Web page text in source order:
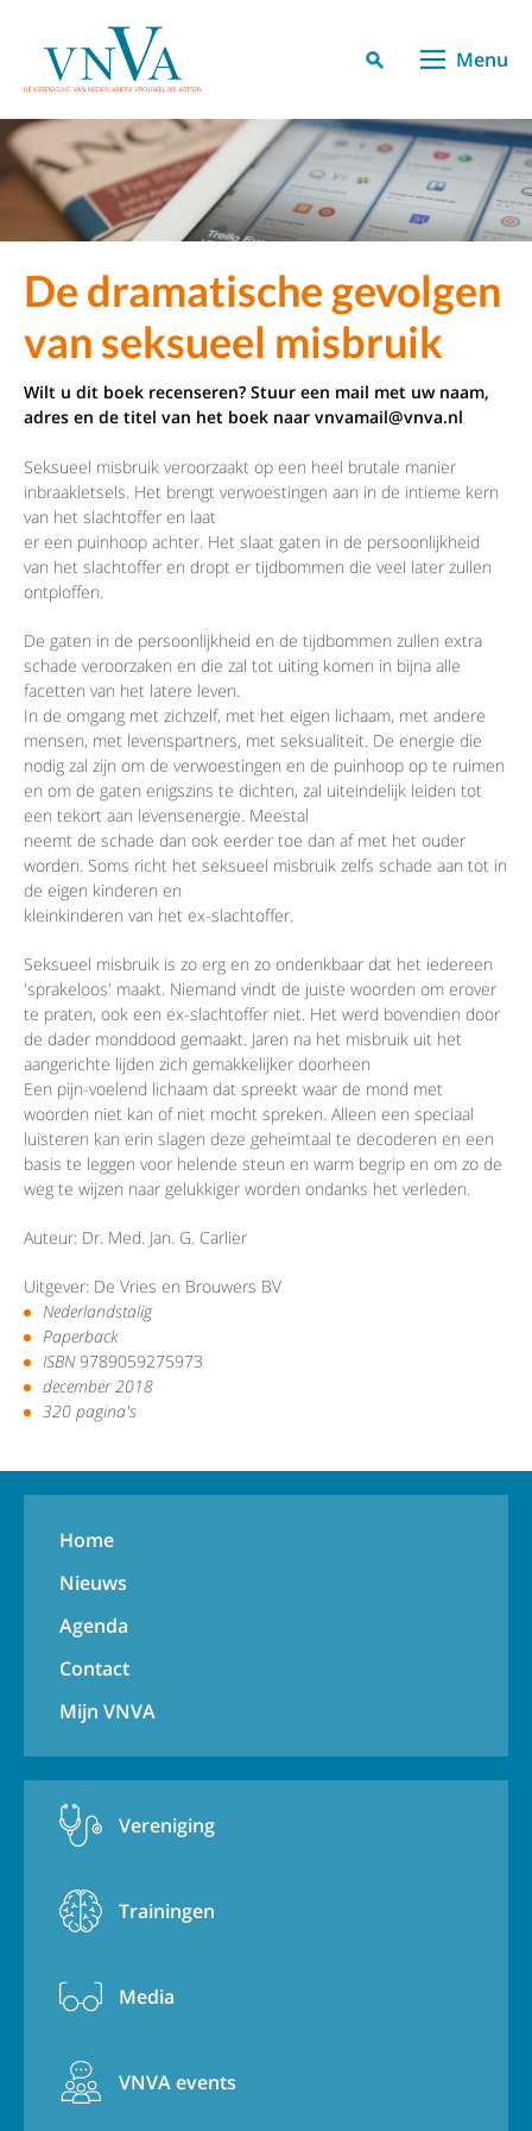
Menu
De dramatische gevolgen
van seksueel misbruik
Wilt u dit boek recenseren? Stuur een mail met uw naam,
adres en de titel van het boek naar vnvamail@vnva.nl
Seksueel misbruik veroorzaakt op een heel brutale manier
inbraakletsels. Het brengt verwoestingen aan in de intieme kern
van het slachtoffer en laat
er een puinhoop achter. Het slaat gaten in de persoonlijkheid
van het slachtoffer en dropt er tijdbommen die veel later zullen
ontploffen.
De gaten in de persoonlijkheid en de tijdbommen zullen extra
schade veroorzaken en die zal tot uiting komen in bijna alle
facetten van het latere leven.
In de omgang met zichzelf, met het eigen lichaam, met andere
mensen, met levenspartners, met seksualiteit. De energie die
nodig zal zijn om de verwoestingen en de puinhoop op te ruimen
en om de gaten enigszins te dichten, zal uiteindelijk leiden tot
een tekort aan levensenergie. Meestal
neemt de schade dan ook eerder toe dan af met het ouder
worden. Soms richt het seksueel misbruik zelfs schade aan tot in
de eigen kinderen en
kleinkinderen van het ex-slachtoffer.
Seksueel misbruik is zo erg en zo ondenkbaar dat het iedereen
'sprakeloos' maakt. Niemand vindt de juiste woorden om erover
te praten, ook een ex-slachtoffer niet. Het werd bovendien door
de dader monddood gemaakt. Jaren na het misbruik uit het
aangerichte lijden zich gemakkelijker doorheen
Een pijn-voelend lichaam dat spreekt waar de mond met
woorden niet kan of niet mocht spreken. Alleen een speciaal
luisteren kan erin slagen deze geheimtaal te decoderen en een
basis te leggen voor helende steun en warm begrip en om zo de
weg te wijzen naar gelukkiger worden ondanks het verleden.
Auteur: Dr. Med. Jan. G. Carlier
Uitgever: De Vries en Brouwers BV
Nederlandstalig
Paperback
ISBN9789059275973
december 2018
320 pagina's
Home
Nieuws
Agenda
Contact
Mijn VNVA
Vereniging
Trainingen
Media
VNVA events